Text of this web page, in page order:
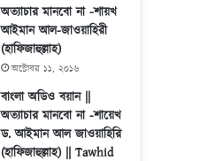
অত্যাচার মানবো না -শায়খ
আইমান আল-জাওয়াহিরী
(হাফিজাহুল্লাহ)
অক্টোবর ১১, ২০১৬
বাংলা অডিও বয়ান ||
অত্যাচার মানবো না -শায়েখ
ড. আইমান আল জাওয়াহিরি
(হাফিজাহুল্লাহ) || Tawhid